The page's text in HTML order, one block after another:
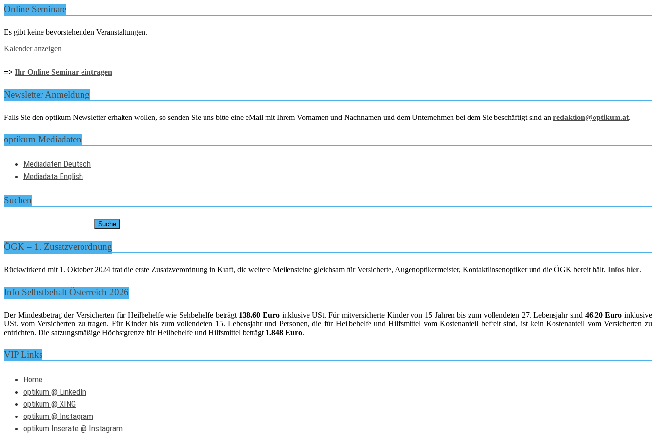
Online Seminare
Es gibt keine bevorstehenden Veranstaltungen.
Kalender anzeigen
=> Ihr Online Seminar eintragen
Newsletter Anmeldung
Falls Sie den optikum Newsletter erhalten wollen, so senden Sie uns bitte eine eMail mit Ihrem Vornamen und Nachnamen und dem Unternehmen bei dem Sie beschäftigt sind an redaktion@optikum.at.
optikum Mediadaten
Mediadaten Deutsch
Mediadata English
Suchen
ÖGK – 1. Zusatzverordnung
Rückwirkend mit 1. Oktober 2024 trat die erste Zusatzverordnung in Kraft, die weitere Meilensteine gleichsam für Versicherte, Augenoptikermeister, Kontaktlinsenoptiker und die ÖGK bereit hält. Infos hier.
Info Selbstbehalt Österreich 2026
Der Mindestbetrag der Versicherten für Heilbehelfe wie Sehbehelfe beträgt 138,60 Euro inklusive USt. Für mitversicherte Kinder von 15 Jahren bis zum vollendeten 27. Lebensjahr sind 46,20 Euro inklusive
USt. vom Versicherten zu tragen. Für Kinder bis zum vollendeten 15. Lebensjahr und Personen, die für Heilbehelfe und Hilfsmittel vom Kostenanteil befreit sind, ist kein Kostenanteil vom Versicherten zu
entrichten. Die satzungsmäßige Höchstgrenze für Heilbehelfe und Hilfsmittel beträgt 1.848 Euro.
VIP Links
Home
optikum @ LinkedIn
optikum @ XING
optikum @ Instagram
optikum Inserate @ Instagram